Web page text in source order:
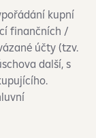
kupní
finančních /
účty (tzv.
další, s